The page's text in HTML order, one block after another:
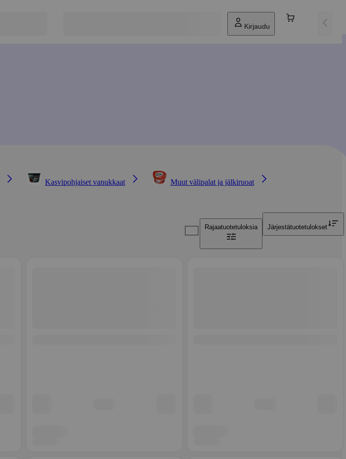
Kirjaudu
Kasvipohjaiset vanukkaat Muut välipalat ja jälkiruoat
Rajaatuotetuloksia Järjestätuotetulokset